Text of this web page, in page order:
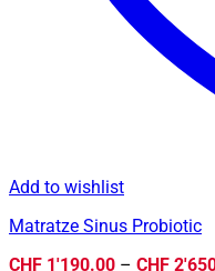
Add to wishlist
Matratze Sinus Probiotic
CHF 1'190.00 – CHF